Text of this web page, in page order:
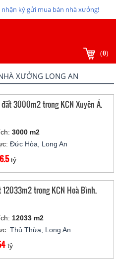
(0)
XƯỞNG LONG AN
3000m2 trong KCN Xuyên Á,
3000 m2
Đức Hòa, Long An
tỷ
trong KCN Hoà Bình,
12033 m2
Thủ Thừa, Long An
tỷ